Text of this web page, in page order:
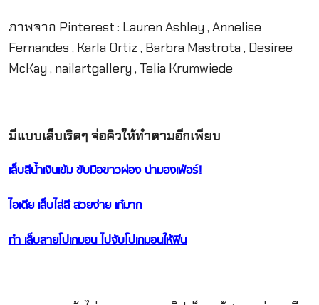
ภาพจาก Pinterest : Lauren Ashley , Annelise
Fernandes , Karla Ortiz , Barbra Mastrota , Desiree
McKay , nailartgallery , Telia Krumwiede
มีแบบเล็บเริดๆ จ่อคิวให้ทำตามอีกเพียบ
เล็บสีน้ำเงินเข้ม ขับมือขาวผ่อง น่ามองเฟ่อร์!
ไอเดีย เล็บไล่สี สวยง่าย เก๋มาก
ทำ เล็บลายโปเกมอน ไปจับโปเกมอนให้ฟิน